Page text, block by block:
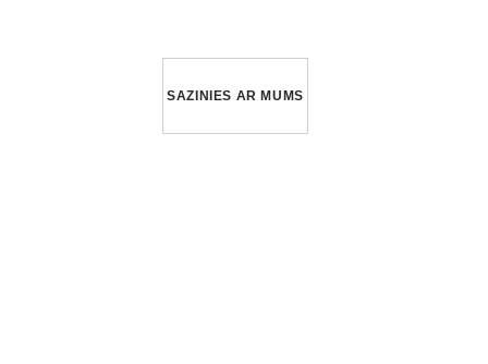
SAZINIES AR MUMS